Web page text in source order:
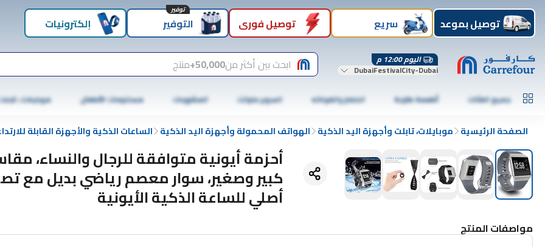
توصيل بموعد سريع توصيل فوري التوفير
توفير
إلكترونيات
اليوم 12:00 م
DubaiFestivalCity-Dubai ابحث بين أكثر من50,000+ منتج
جميع الفئات أطعمة طازجة الخضار والفواكه السوبر ماركت المشروبات مستلزمات الأطفال موبايلات،
الصفحة الرئيسية موبايلات، تابلت وأجهزة اليد الذكية الهواتف المحمولة وأجهزة اليد الذكية الساعات الذكية والأجهزة القابلة
أحزمة أيونية متوافقة للرجال والنساء،
كبير وصغير، سوار معصم رياضي بديل مع
أصلي للساعة الذكية الأيونية
مواصفات المنتج